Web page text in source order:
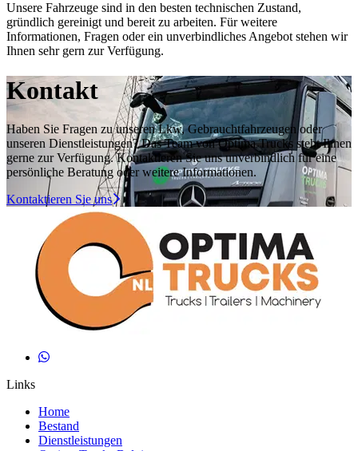
Unsere Fahrzeuge sind in den besten technischen Zustand,
gründlich gereinigt und bereit zu arbeiten. Für weitere
Informationen, Fragen oder ein unverbindliches Angebot stehen wir
Ihnen sehr gern zur Verfügung.
Kontakt
Haben Sie Fragen zu unseren Lkw, Gebrauchtfahrzeugen oder
unseren Dienstleistungen? Das Team von Optima Trucks steht Ihnen
gerne zur Verfügung. Kontaktieren Sie uns unverbindlich für eine
persönliche Beratung oder weitere Informationen.
Kontaktieren Sie uns
Links
Home
Bestand
Dienstleistungen